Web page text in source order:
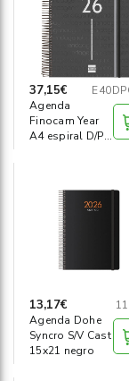
37,15€
Agenda
Finocam Year
A4 espiral D/P
13,17€
Agenda Dohe
Syncro S/V Cast
15x21 negro